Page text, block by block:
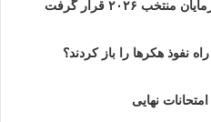
۲۰۲۶ قرار گرفت
هکرها را باز کردند؟
نهایی